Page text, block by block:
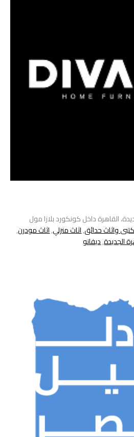
القاهرة داخل كونكورد بلازا مول
واثاث حدائق,اثاث منزلي,اثاث مودرن,
الجديدة,ديفانو